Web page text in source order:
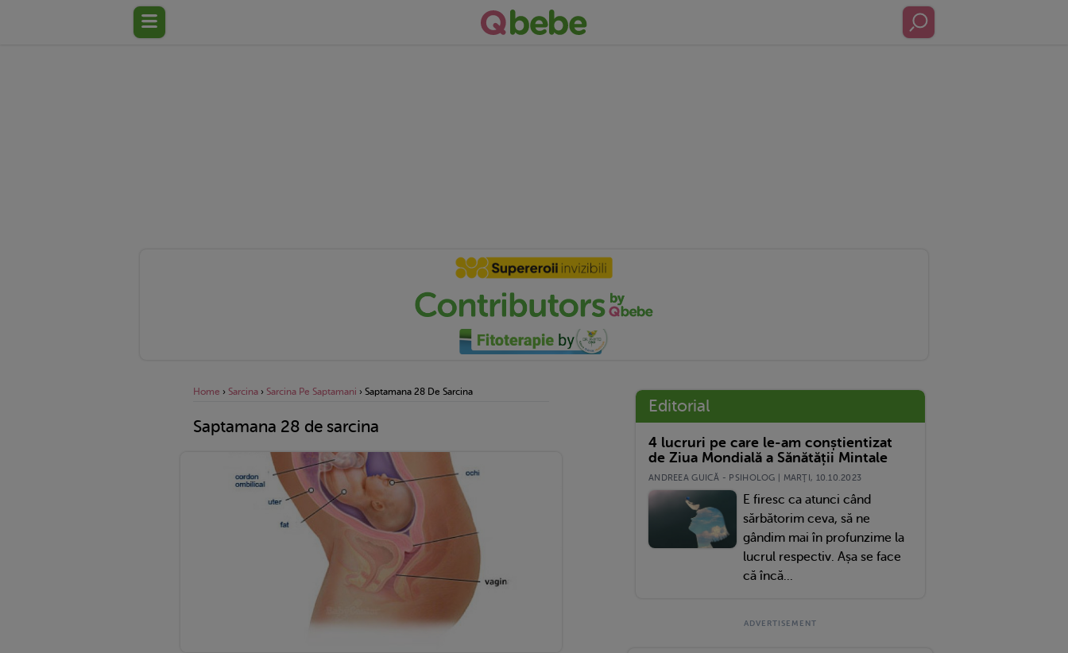
Home › Sarcina › Sarcina Pe Saptamani › Saptamana 28 De Sarcina
Saptamana 28 de sarcina
Editorial
4 lucruri pe care le-am conștientizat
de Ziua Mondială a Sănătății Mintale
ANDREEA GUICĂ - PSIHOLOG | MARŢI, 10.10.2023
E firesc ca atunci când
sărbătorim ceva, să ne
gândim mai în profunzime la
lucrul respectiv. Așa se face
că încă...